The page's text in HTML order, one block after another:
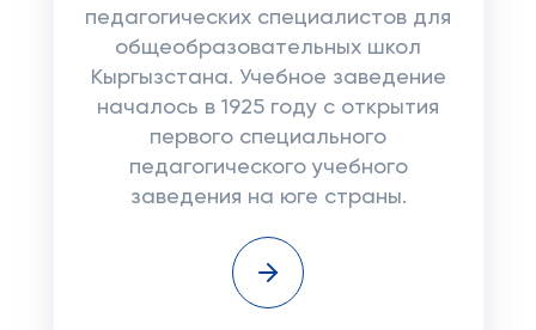
педагогических специалистов для
общеобразовательных школ
Кыргызстана. Учебное заведение
началось в 1925 году с открытия
первого специального
педагогического учебного
заведения на юге страны.